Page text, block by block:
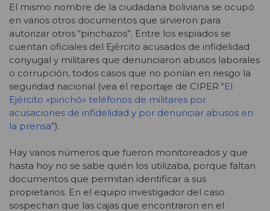
El mismo nombre de la ciudadana boliviana se ocupó
en varios otros documentos que sirvieron para
autorizar otros “pinchazos”. Entre los espiados se
cuentan oficiales del Ejército acusados de infidelidad
conyugal y militares que denunciaron abusos laborales
o corrupción, todos casos que no ponían en riesgo la
seguridad nacional (vea el reportaje de CIPER “El
Ejército «pinchó» teléfonos de militares por
acusaciones de infidelidad y por denunciar abusos en
la prensa”).
Hay varios números que fueron monitoreados y que
hasta hoy no se sabe quién los utilizaba, porque faltan
documentos que permitan identificar a sus
propietarios. En el equipo investigador del caso
sospechan que las cajas que encontraron en el